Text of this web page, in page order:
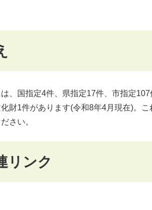
、国指定4件、県指定17件、市指定
財1件があります(令和8年4月現在)。
さい。
リンク